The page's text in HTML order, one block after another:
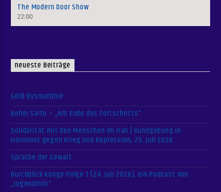
The Modern Door Show
22:00
neueste Beiträge
Geld-Dysmorphie
Kohei Saito – „Am Ende des Fortschritts“
Solidarität mit den Menschen im Iran | Kundgebung in
Hannover gegen Krieg und Repression, 25. Juli 2026
Sprache der Gewalt
Durchblick Kongo-Folge 1 (24. Juli 2026), ein Podcast von
„Jugendinfo“